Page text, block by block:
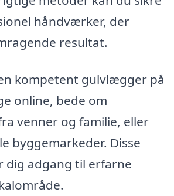
håndværker, der
resultat.
kompetent gulvlægger på
online, bede om
venner og familie, eller
byggemarkeder. Disse
dig adgang til erfarne